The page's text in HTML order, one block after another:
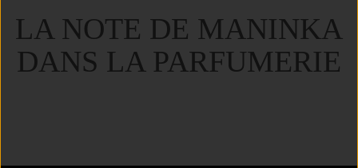
LA NOTE DE MANINKA
DANS LA PARFUMERIE